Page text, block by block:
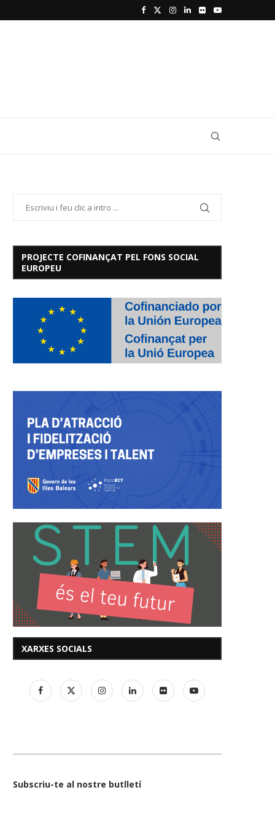
PROJECTE COFINANÇAT PEL FONS SOCIAL
EUROPEU
XARXES SOCIALS
Subscriu-te al nostre butlletí